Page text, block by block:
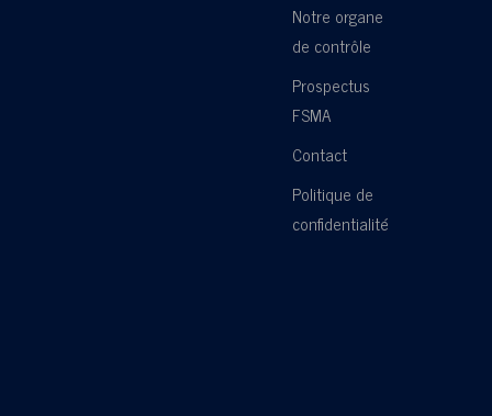
Notre organe
de contrôle
Prospectus
FSMA
Contact
Politique de
confidentialité